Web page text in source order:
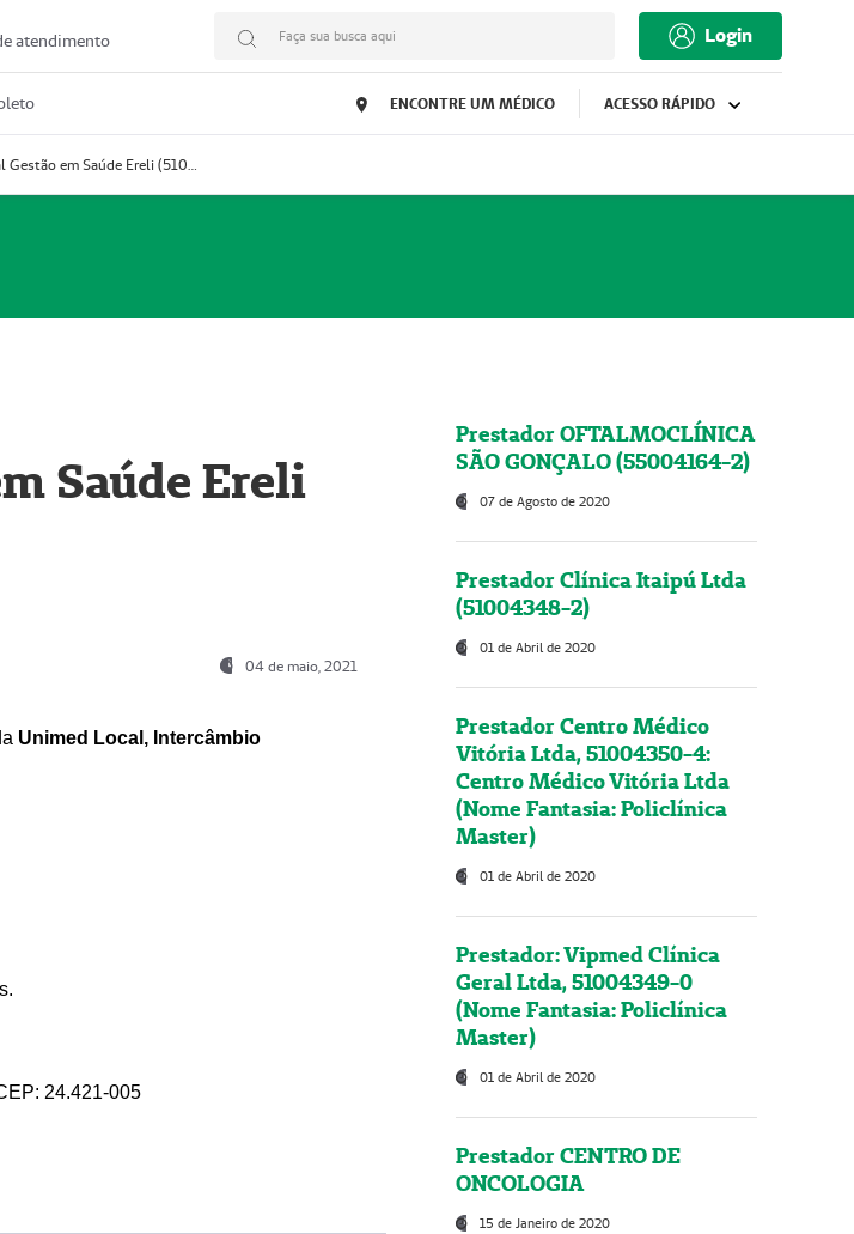
atendimento Faça sua busca aqui Login
ENCONTRE UM MÉDICO ACESSO RÁPIDO
Prestador Essencial Gestão em Saúde Ereli (51004354-7)
Saúde Ereli
04 de maio, 2021
Unimed Local, Intercâmbio
24.421-005
Prestador OFTALMOCLÍNICA
SÃO GONÇALO (55004164-2)
07 de Agosto de 2020
Prestador Clínica Itaipú Ltda
(51004348-2)
01 de Abril de 2020
Prestador Centro Médico
Vitória Ltda, 51004350-4:
Centro Médico Vitória Ltda
(Nome Fantasia: Policlínica
Master)
01 de Abril de 2020
Prestador: Vipmed Clínica
Geral Ltda, 51004349-0
(Nome Fantasia: Policlínica
Master)
01 de Abril de 2020
Prestador CENTRO DE
ONCOLOGIA
15 de Janeiro de 2020